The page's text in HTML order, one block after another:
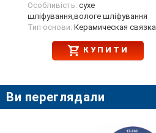
Особливість: сухе
шліфування,вологе шліфування
Тип основи: Керамическая связка
КУПИТИ
Ви переглядали